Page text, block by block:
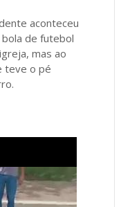
aconteceu
de futebol
mas ao
teve o pé